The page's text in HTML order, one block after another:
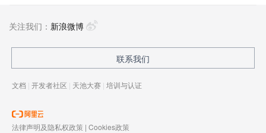
关注我们： 新浪微博
联系我们
文档 | 开发者社区 | 天池大赛 | 培训与认证
法律声明及隐私权政策 | Cookies政策